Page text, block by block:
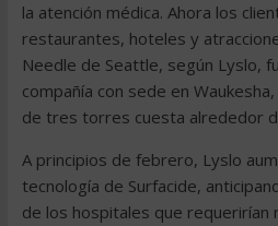
la atención médica. Ahora los
restaurantes, hoteles y
Needle de Seattle, según Lyslo,
compañía con sede en
de tres torres cuesta alrededor
A principios de febrero, Lyslo
tecnología de Surfacide,
de los hospitales que